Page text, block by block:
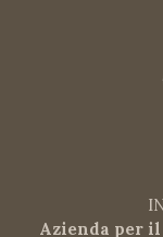
Azienda per il